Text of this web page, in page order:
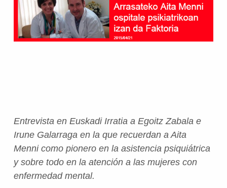
Entrevista en Euskadi Irratia a Egoitz Zabala e
Irune Galarraga en la que recuerdan a Aita
Menni como pionero en la asistencia psiquiátrica
y sobre todo en la atención a las mujeres con
enfermedad mental.